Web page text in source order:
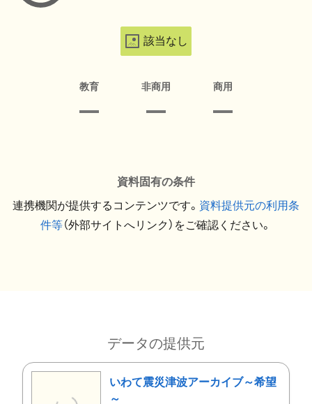
該当なし
教育 非商用 商用
資料固有の条件
連携機関が提供するコンテンツです。 資料提供元の利用条
件等（外部サイトへリンク）をご確認ください。
データの提供元
いわて震災津波アーカイブ～希望
～